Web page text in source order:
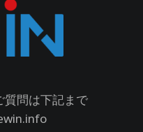
質問は下記まで